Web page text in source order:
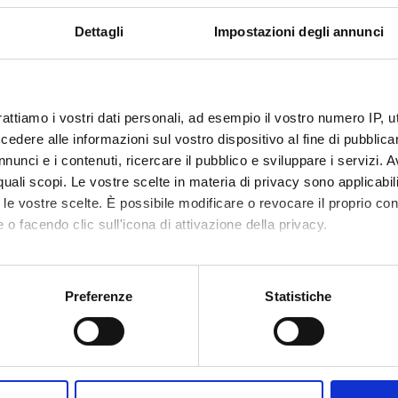
Dettagli Impostazioni degli annunci
i vostri dati personali, ad esempio il vostro numero IP,
alle informazioni sul vostro dispositivo al fine di
e i contenuti, ricercare il pubblico e sviluppare i servizi.
scopi. Le vostre scelte in materia di privacy sono
vostre scelte. È possibile modificare o revocare il proprio
o facendo clic sull'icona di attivazione della privacy.
anche:
sulla tua posizione geografica, con un'approssimazione di
in qualsiasi momento dalla Dichiarazione sui cookie.
Preferenze Statistiche
RICERCA
PIANO OPERATIVO
MEDICINA 2026-
MALATTIE RARE E
COMPLESSE:
SEZIONI DEL
DIPARTIMENTO
e